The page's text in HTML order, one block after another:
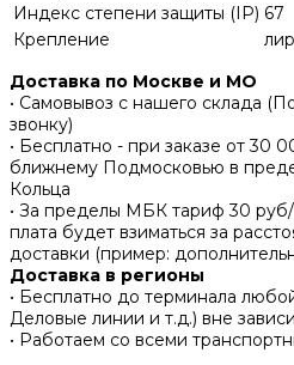
Индекс степени защиты (IP) 67
Крепление
Доставка по Москве и МО
• Самовывоз с нашего склада
звонку)
• Бесплатно - при заказе от 30
ближнему Подмосковью в
Кольца
• За пределы МБК тариф 30
плата будет взиматься за
доставки (пример:
Доставка в регионы
• Бесплатно до терминала
Деловые линии и т.д.) вне
• Работаем со всеми